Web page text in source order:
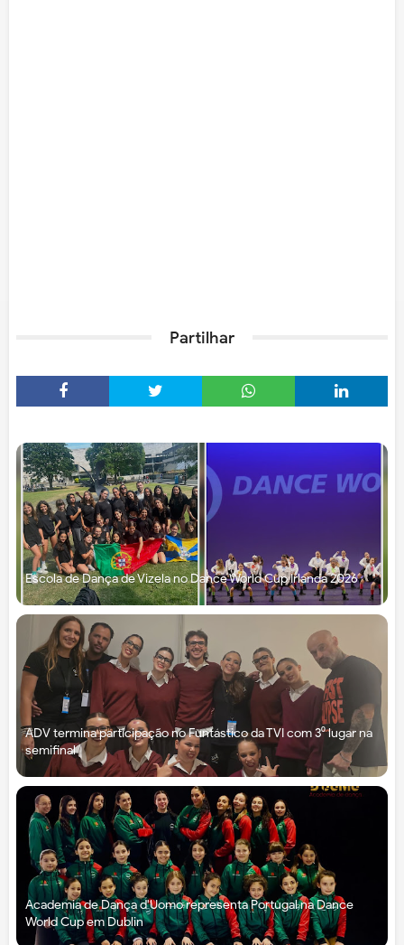
Partilhar
Escola de Dança de Vizela no Dance World Cup Irlanda 2026
ADV termina participação no Funtástico da TVI com 3⁰ lugar na
semifinal
Academia de Dança d'Uomo representa Portugal na Dance
World Cup em Dublin